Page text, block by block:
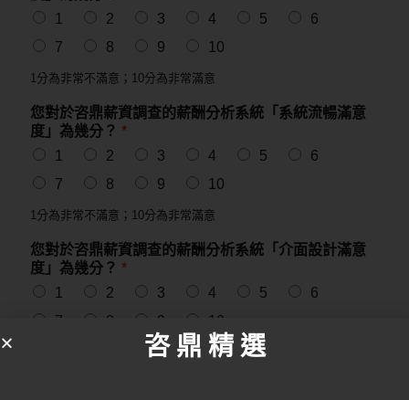
1
2 3 4 5
6
7
8 9 10
1分為非常不滿意；10分為非常滿意
您對於咨鼎薪資調查的薪酬分析系統「系統流暢滿意
度」為幾分？*
1
2 3 4 5
6
7
8 9 10
1分為非常不滿意；10分為非常滿意
您對於咨鼎薪資調查的薪酬分析系統「介面設計滿意
度」為幾分？*
1
2 3 4 5
6
7
8 9 10
1分為非常不滿意；10分為非常滿意
咨 鼎 精 選